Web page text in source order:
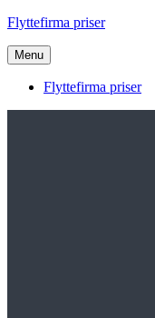
Videre
indhold
Flyttefirma priser
Menu
Flyttefirma priser